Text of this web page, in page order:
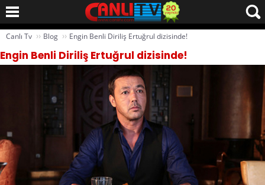
Canlı Tv ›› Blog ›› Engin Benli Diriliş Ertuğrul dizisinde!
Engin Benli Diriliş Ertuğrul dizisinde!